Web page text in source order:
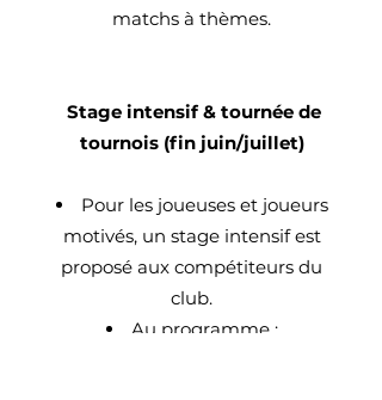
matchs à thèmes.
Stage intensif & tournée de
tournois (fin juin/juillet)
Pour les joueuses et joueurs
motivés, un stage intensif est
proposé aux compétiteurs du
club.
Au programme :